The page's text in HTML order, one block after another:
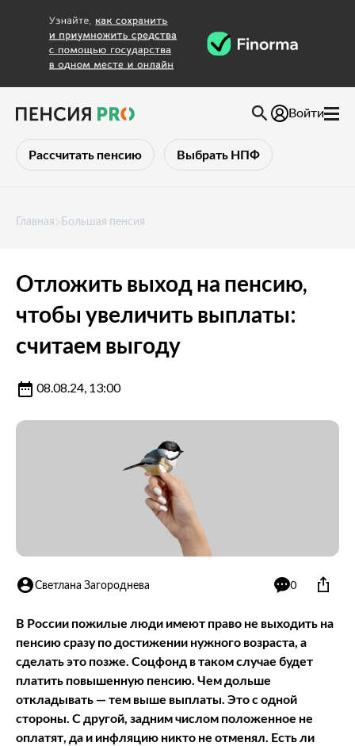
Рассчитать пенсию Выбрать НПФ
Войти
Главная Большая пенсия
Отложить выход на пенсию,
чтобы увеличить выплаты:
считаем выгоду
08.08.24, 13:00
Светлана Загороднева 0
В России пожилые люди имеют право не выходить на
пенсию сразу по достижении нужного возраста, а
сделать это позже. Соцфонд в таком случае будет
платить повышенную пенсию. Чем дольше
откладывать — тем выше выплаты. Это с одной
стороны. С другой, задним числом положенное не
оплатят, да и инфляцию никто не отменял. Есть ли